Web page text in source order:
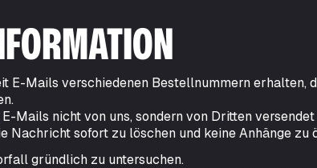
E-Mails verschiedenen Bestellnummern erhalten,
Mails nicht von uns, sondern von Dritten
Nachricht sofort zu löschen und keine Anhänge zu
gründlich zu untersuchen.